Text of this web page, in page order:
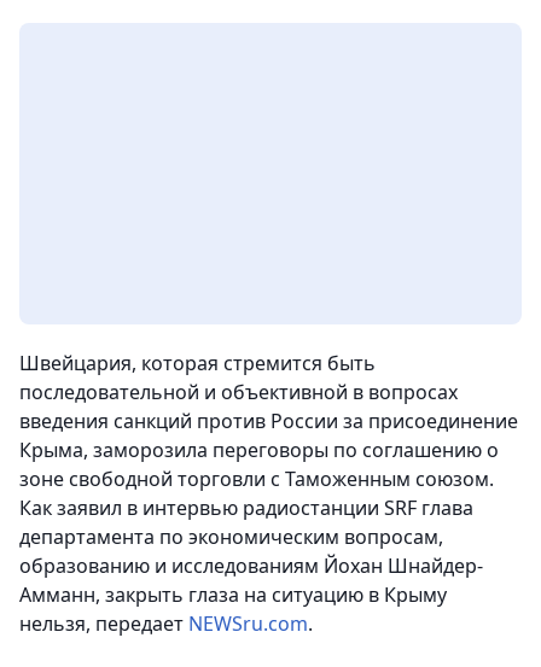
Швейцария, которая стремится быть
последовательной и объективной в вопросах
введения санкций против России за присоединение
Крыма, заморозила переговоры по соглашению о
зоне свободной торговли с Таможенным союзом.
Как заявил в интервью радиостанции SRF глава
департамента по экономическим вопросам,
образованию и исследованиям Йохан Шнайдер-
Амманн, закрыть глаза на ситуацию в Крыму
нельзя, передает NEWSru.com.